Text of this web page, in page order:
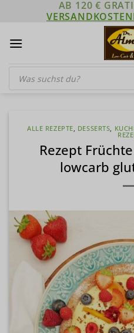
AB 120 €
Products
search
ALLE REZEPTE, DESSERTS,
Rezept
lowcarb